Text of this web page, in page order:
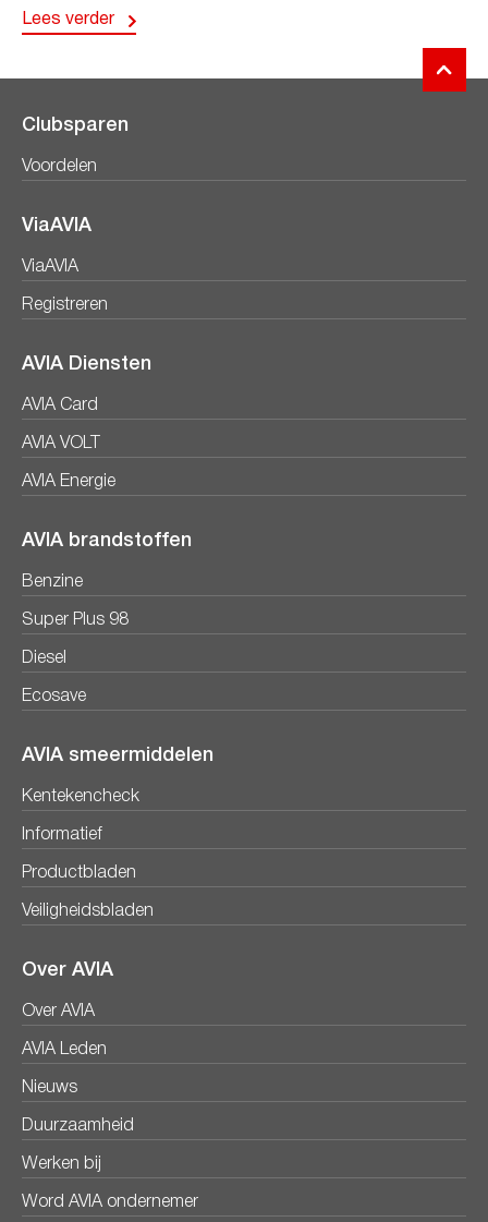
Lees verder
Clubsparen
Voordelen
ViaAVIA
ViaAVIA
Registreren
AVIA Diensten
AVIA Card
AVIA VOLT
AVIA Energie
AVIA brandstoffen
Benzine
Super Plus 98
Diesel
Ecosave
AVIA smeermiddelen
Kentekencheck
Informatief
Productbladen
Veiligheidsbladen
Over AVIA
Over AVIA
AVIA Leden
Nieuws
Duurzaamheid
Werken bij
Word AVIA ondernemer